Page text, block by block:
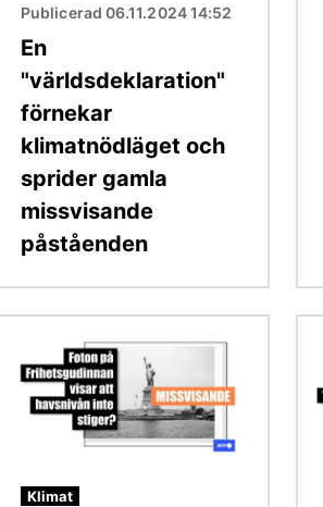
Publicerad 06.11.2024 14:52
En
"världsdeklaration"
förnekar
klimatnödläget och
sprider gamla
missvisande
påståenden
Klimat